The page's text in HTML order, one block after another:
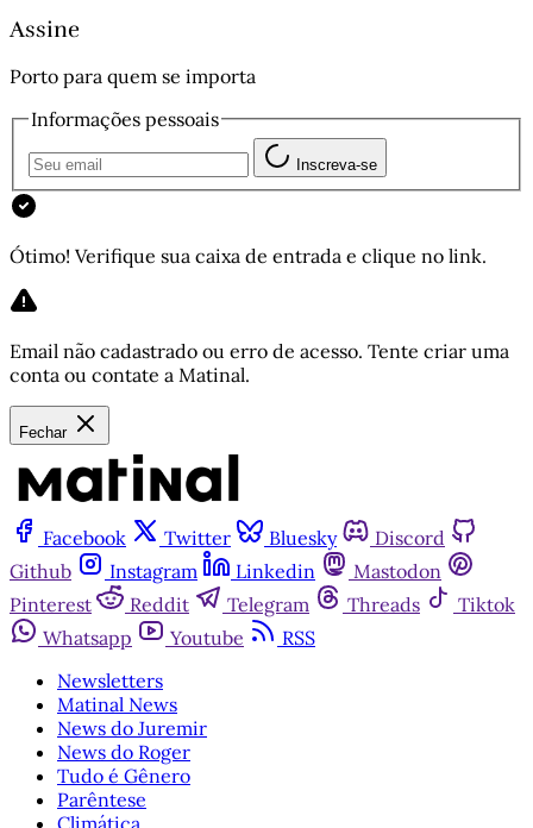
Assine
Porto para quem se importa
Informações pessoais
Inscreva-se
Ótimo! Verifique sua caixa de entrada e clique no link.
Email não cadastrado ou erro de acesso. Tente criar uma
conta ou contate a Matinal.
Fechar
Facebook Twitter Bluesky
Discord
Github
Instagram Linkedin
Mastodon
Pinterest
Reddit Telegram Threads
Tiktok
Whatsapp
Youtube
RSS
Newsletters
Matinal News
News do Juremir
News do Roger
Tudo é Gênero
Parêntese
Climática